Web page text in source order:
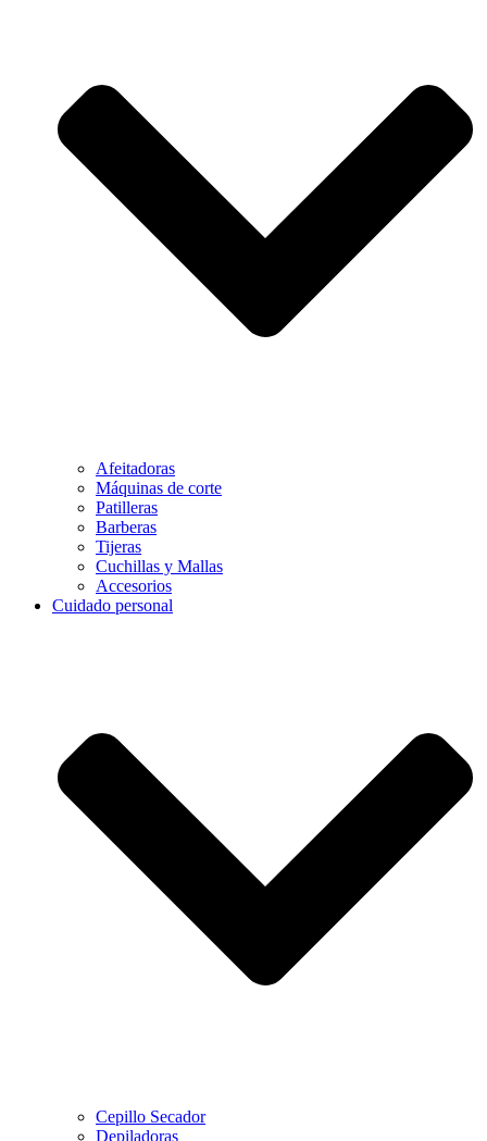
Afeitadoras
Máquinas de corte
Patilleras
Barberas
Tijeras
Cuchillas y Mallas
Accesorios
Cuidado personal
Cepillo Secador
Depiladoras